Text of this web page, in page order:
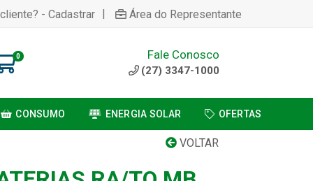
- Cadastrar | Área do Representante
0 Fale Conosco
(27) 3347-1000
CONSUMO ENERGIA SOLAR OFERTAS
VOLTAR